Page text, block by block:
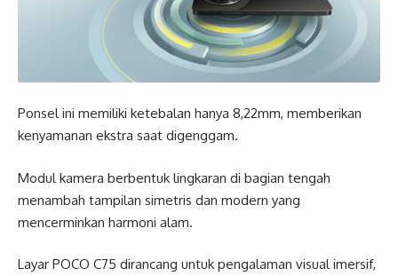
Ponsel ini memiliki ketebalan hanya 8,22mm, memberikan
kenyamanan ekstra saat digenggam.
Modul kamera berbentuk lingkaran di bagian tengah
menambah tampilan simetris dan modern yang
mencerminkan harmoni alam.
Layar POCO C75 dirancang untuk pengalaman visual imersif,